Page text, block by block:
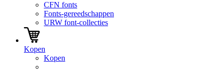
CFN fonts
Fonts-gereedschappen
URW font-collecties
Kopen
Kopen